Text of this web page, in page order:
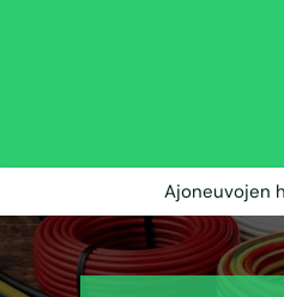
Ajoneuvojen